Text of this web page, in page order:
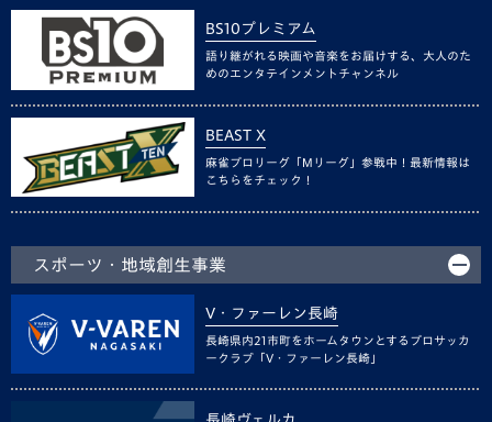
BS10プレミアム
語り継がれる映画や音楽をお届けする、大人のた
めのエンタテインメントチャンネル
BEAST X
麻雀プロリーグ「Mリーグ」参戦中！最新情報は
こちらをチェック！
スポーツ・地域創生事業
V・ファーレン長崎
長崎県内21市町をホームタウンとするプロサッカ
ークラブ「V・ファーレン長崎」